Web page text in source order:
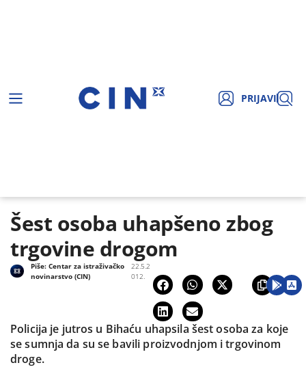
PRIJAVI
Šest osoba uhapšeno zbog
trgovine drogom
22.5.2
012.
Piše:Centar za istraživačko
novinarstvo (CIN)
Policija je jutros u Bihaću uhapsila šest osoba za koje
se sumnja da su se bavili proizvodnjom i trgovinom
droge.